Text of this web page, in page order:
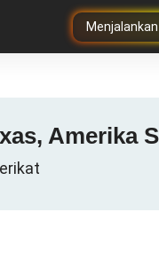
Amerika